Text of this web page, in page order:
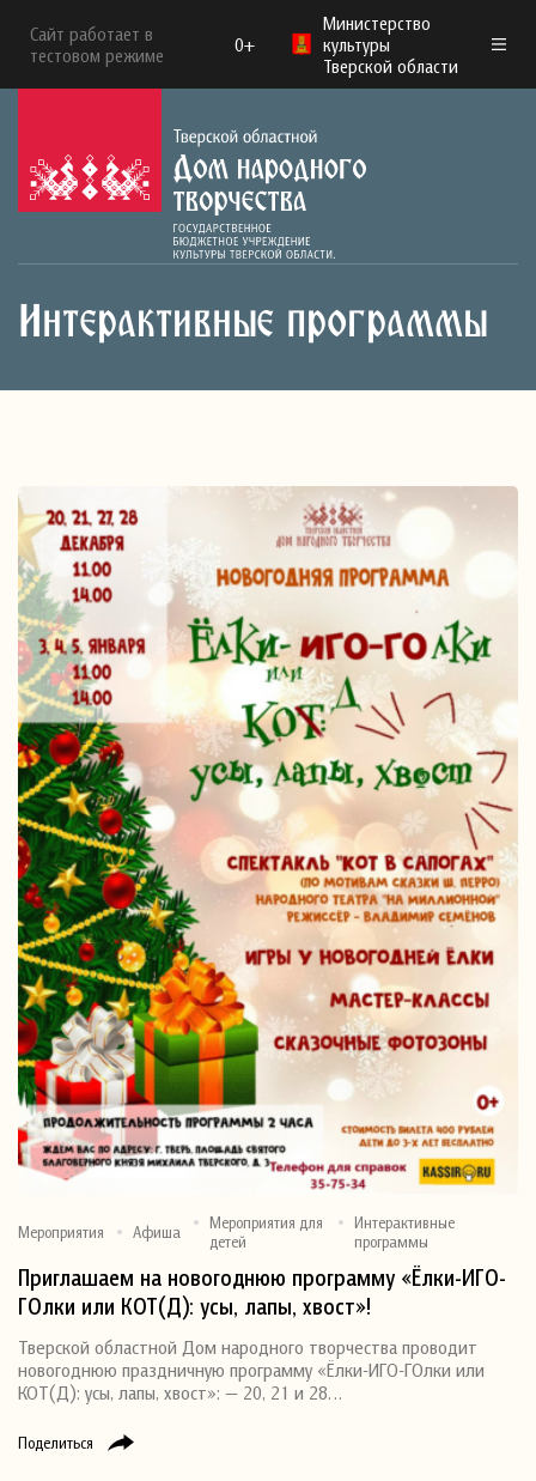
Сайт работает в
тестовом режиме
0+
Министерство
культуры
Тверской области
Интерактивные программы
Поделиться
Мероприятия Афиша
Мероприятия для
детей
Интерактивные
программы
Приглашаем на новогоднюю программу «Ёлки-ИГО-
ГОлки или КОТ(Д): усы, лапы, хвост»!
Тверской областной Дом народного творчества проводит
новогоднюю праздничную программу «Ёлки-ИГО-ГОлки или
КОТ(Д): усы, лапы, хвост»: — 20, 21 и 28…